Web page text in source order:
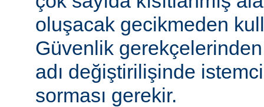
oluşacak gecikmeden
Güvenlik
adı değiştirilişinde
sorması gerekir.